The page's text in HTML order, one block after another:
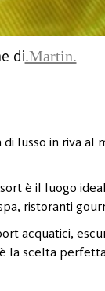
di.Martin.
lusso in riva
è il luogo
ristoranti
acquatici,
la scelta